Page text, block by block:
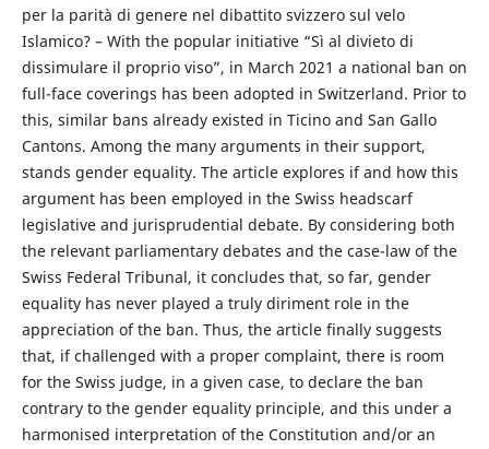
per la parità di genere nel dibattito svizzero sul velo
Islamico? – With the popular initiative “Sì al divieto di
dissimulare il proprio viso”, in March 2021 a national ban on
full-face coverings has been adopted in Switzerland. Prior to
this, similar bans already existed in Ticino and San Gallo
Cantons. Among the many arguments in their support,
stands gender equality. The article explores if and how this
argument has been employed in the Swiss headscarf
legislative and jurisprudential debate. By considering both
the relevant parliamentary debates and the case-law of the
Swiss Federal Tribunal, it concludes that, so far, gender
equality has never played a truly diriment role in the
appreciation of the ban. Thus, the article finally suggests
that, if challenged with a proper complaint, there is room
for the Swiss judge, in a given case, to declare the ban
contrary to the gender equality principle, and this under a
harmonised interpretation of the Constitution and/or an